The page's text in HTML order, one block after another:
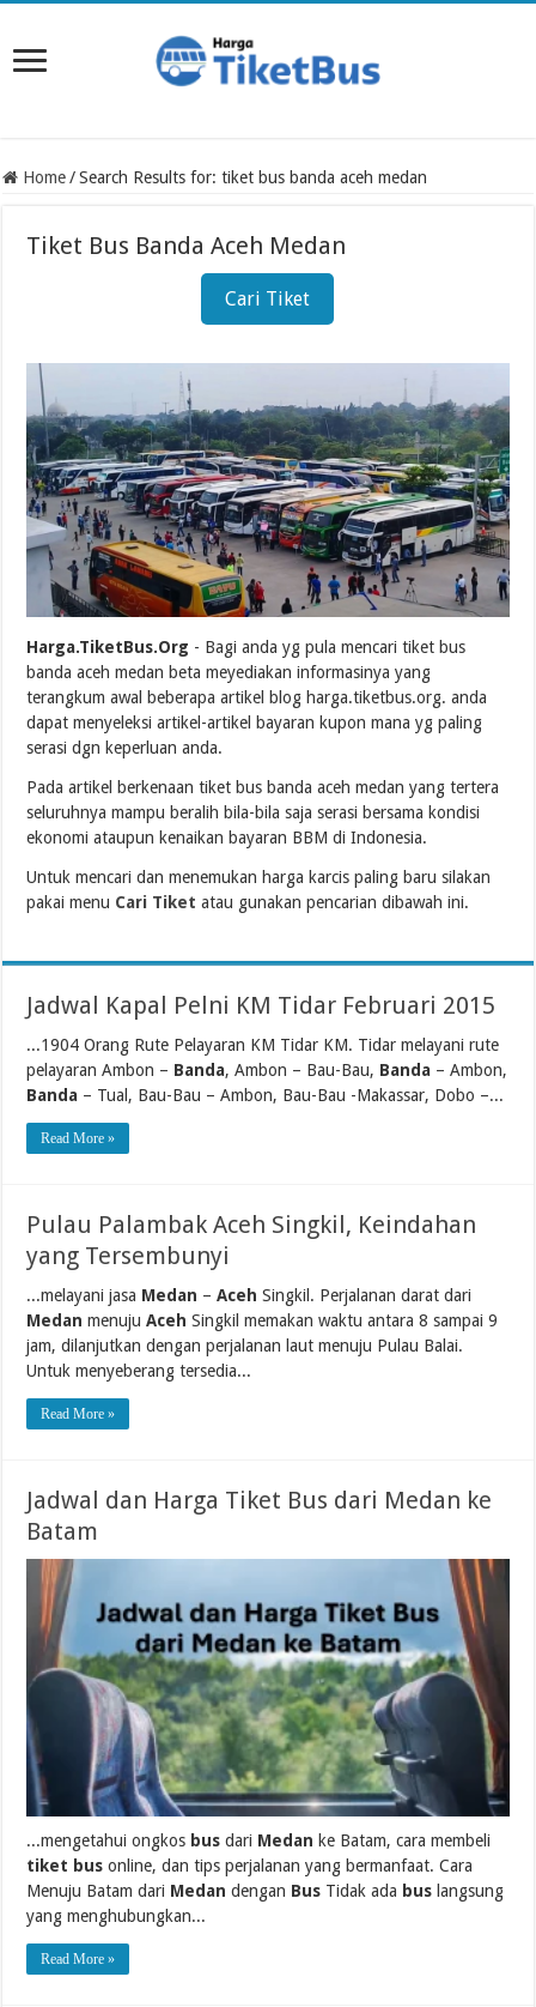
Home / Search Results for: tiket bus banda aceh medan
Tiket Bus Banda Aceh Medan
Cari Tiket
Harga.TiketBus.Org - Bagi anda yg pula mencari tiket bus
banda aceh medan beta meyediakan informasinya yang
terangkum awal beberapa artikel blog harga.tiketbus.org. anda
dapat menyeleksi artikel-artikel bayaran kupon mana yg paling
serasi dgn keperluan anda.
Pada artikel berkenaan tiket bus banda aceh medan yang tertera
seluruhnya mampu beralih bila-bila saja serasi bersama kondisi
ekonomi ataupun kenaikan bayaran BBM di Indonesia.
Untuk mencari dan menemukan harga karcis paling baru silakan
pakai menu Cari Tiket atau gunakan pencarian dibawah ini.
Jadwal Kapal Pelni KM Tidar Februari 2015
...1904 Orang Rute Pelayaran KM Tidar KM. Tidar melayani rute
pelayaran Ambon – Banda, Ambon – Bau-Bau, Banda – Ambon,
Banda – Tual, Bau-Bau – Ambon, Bau-Bau -Makassar, Dobo –...
Read More »
Pulau Palambak Aceh Singkil, Keindahan
yang Tersembunyi
...melayani jasa Medan –Aceh Singkil. Perjalanan darat dari
Medan menujuAceh Singkil memakan waktu antara 8 sampai 9
jam, dilanjutkan dengan perjalanan laut menuju Pulau Balai.
Untuk menyeberang tersedia...
Read More »
Jadwal dan Harga Tiket Bus dari Medan ke
Batam
...mengetahui ongkos bus dari Medan ke Batam, cara membeli
tiket bus online, dan tips perjalanan yang bermanfaat. Cara
Menuju Batam dari Medan dengan Bus Tidak ada bus langsung
yang menghubungkan...
Read More »